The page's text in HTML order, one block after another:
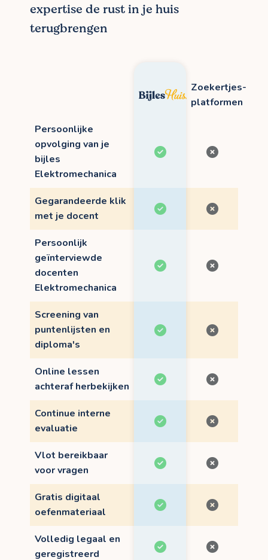
expertise de rust in je huis
terugbrengen
Zoekertjes-
platformen
Persoonlijke
opvolging van je
bijles
Elektromechanica
Gegarandeerde klik
met je docent
Persoonlijk
geïnterviewde
docenten
Elektromechanica
Screening van
puntenlijsten en
diploma's
Online lessen
achteraf herbekijken
Continue interne
evaluatie
Vlot bereikbaar
voor vragen
Gratis digitaal
oefenmateriaal
Volledig legaal en
geregistreerd